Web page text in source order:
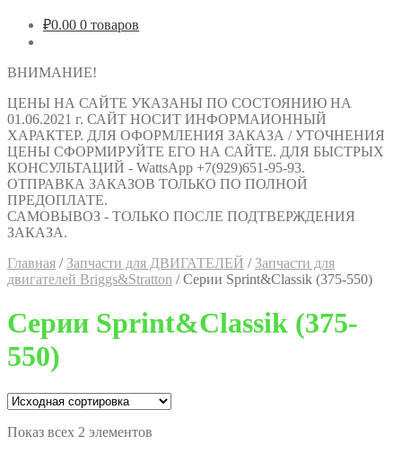
₽0.00 0 товаров
ВНИМАНИЕ!
ЦЕНЫ НА САЙТЕ УКАЗАНЫ ПО СОСТОЯНИЮ НА
01.06.2021 г. САЙТ НОСИТ ИНФОРМАИОННЫЙ
ХАРАКТЕР. ДЛЯ ОФОРМЛЕНИЯ ЗАКАЗА / УТОЧНЕНИЯ
ЦЕНЫ СФОРМИРУЙТЕ ЕГО НА САЙТЕ. ДЛЯ БЫСТРЫХ
КОНСУЛЬТАЦИЙ - WattsApp +7(929)651-95-93.
ОТПРАВКА ЗАКАЗОВ ТОЛЬКО ПО ПОЛНОЙ
ПРЕДОПЛАТЕ.
САМОВЫВОЗ - ТОЛЬКО ПОСЛЕ ПОДТВЕРЖДЕНИЯ
ЗАКАЗА.
Главная / Запчасти для ДВИГАТЕЛЕЙ / Запчасти для
двигателей Briggs&Stratton /Серии Sprint&Classik (375-550)
Серии Sprint&Classik (375-
550)
Показ всех 2 элементов